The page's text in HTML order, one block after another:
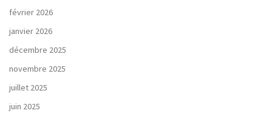
février 2026
janvier 2026
décembre 2025
novembre 2025
juillet 2025
juin 2025